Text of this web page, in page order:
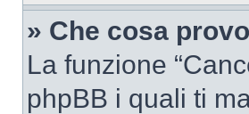
» Che cosa
La funzione
phpBB i quali ti